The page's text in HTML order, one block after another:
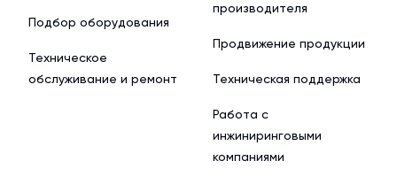
Подбор оборудования
Техническое
обслуживание и ремонт
производителя
Продвижение продукции
Техническая поддержка
Работа с
инжиниринговыми
компаниями